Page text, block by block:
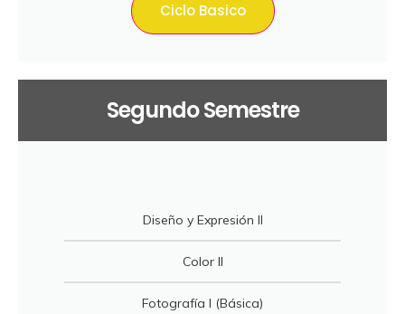
Ciclo Basico
Segundo Semestre
Diseño y Expresión II
Color II
Fotografía I (Básica)